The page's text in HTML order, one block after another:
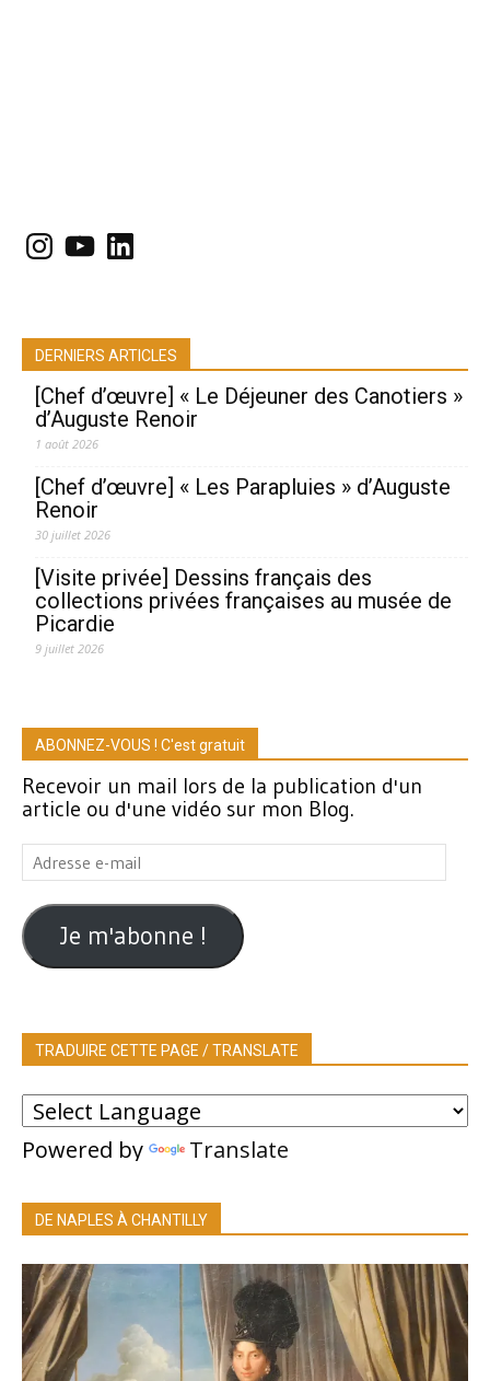
Instagram
YouTubeLinkedIn
DERNIERS ARTICLES
[Chef d’œuvre] « Le Déjeuner des Canotiers »
d’Auguste Renoir
1 août 2026
[Chef d’œuvre] « Les Parapluies » d’Auguste
Renoir
30 juillet 2026
[Visite privée] Dessins français des
collections privées françaises au musée de
Picardie
9 juillet 2026
ABONNEZ-VOUS ! C'est gratuit
Recevoir un mail lors de la publication d'un
article ou d'une vidéo sur mon Blog.
Adresse
e-
mail
Je m'abonne !
TRADUIRE CETTE PAGE / TRANSLATE
Powered by Translate
DE NAPLES À CHANTILLY